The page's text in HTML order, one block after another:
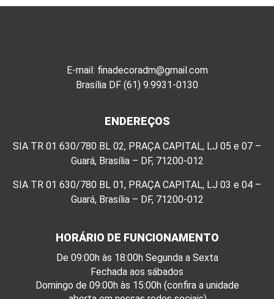
E-mail: finadecoradm@gmail.com
Brasília DF (61) 9.9931-0130
ENDEREÇOS
SIA TR 01 630/780 BL 02, PRAÇA CAPITAL, LJ 05 e 07 –
Guará, Brasília – DF, 71200-012
SIA TR 01 630/780 BL 01, PRAÇA CAPITAL, LJ 03 e 04 –
Guará, Brasília – DF, 71200-012
HORÁRIO DE FUNCIONAMENTO
De 09:00h às 18:00h Segunda a Sexta
Fechada aos sábados
Domingo de 09:00h às 15:00h (confira a unidade